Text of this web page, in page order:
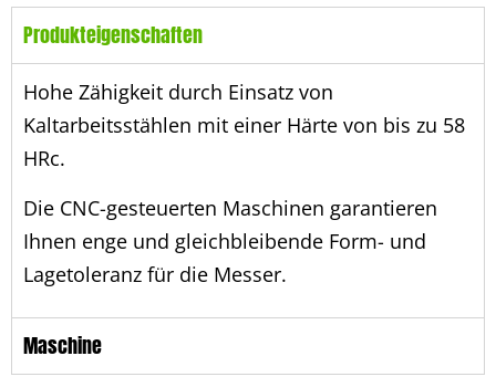
Produkteigenschaften
Hohe Zähigkeit durch Einsatz von
Kaltarbeitsstählen mit einer Härte von bis zu 58
HRc.
Die CNC-gesteuerten Maschinen garantieren
Ihnen enge und gleichbleibende Form- und
Lagetoleranz für die Messer.
Maschine